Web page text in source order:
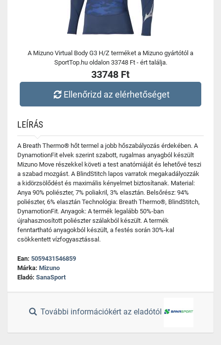
A Mizuno Virtual Body G3 H/Z terméket a Mizuno gyártótól a
SportTop.hu oldalon 33748 Ft - ért találja.
33748 Ft
Ellenőrizd az elérhetőséget
LEÍRÁS
A Breath Thermo® hőt termel a jobb hőszabályozás érdekében. A
DynamotionFit elvek szerint szabott, rugalmas anyagból készült
Mizuno Move részekkel követi a test anatómiáját és lehetővé teszi
a szabad mozgást. A BlindStitch lapos varratok megakadályozzák
a kidörzsölődést és maximális kényelmet biztosítanak. Material:
Anya 90% poliészter, 7% poliakril, 3% elasztán. Belsőrész: 94%
poliészter, 6% elasztán Technológia: Breath Thermo®, BlindStitch,
DynamotionFit. Anyagok: A termék legalább 50%-ban
újrahasznosított poliészter szálakból készült. A termék
fenntartható anyagokból készült, a festés során 30%-kal
csökkentett vízfogyasztással.
Ean: 5059431546859
Márka: Mizuno
Eladó: SanaSport
További információkért az eladótól